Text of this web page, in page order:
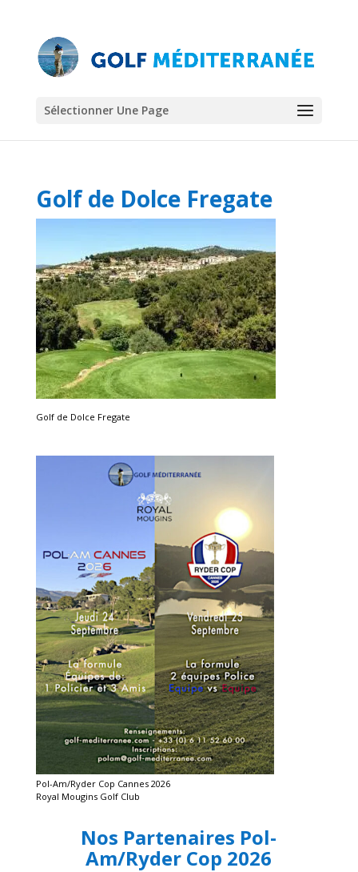
Sélectionner Une Page
Golf de Dolce Fregate
Golf de Dolce Fregate
Pol-Am/Ryder Cop Cannes 2026
Royal Mougins Golf Club
Nos Partenaires Pol-
Am/Ryder Cop 2026